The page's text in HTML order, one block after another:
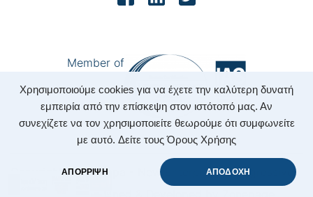
Χρησιμοποιούμε cookies για να έχετε την καλύτερη δυνατή
εμπειρία από την επίσκεψη στον ιστότοπό μας. Αν
συνεχίζετε να τον χρησιμοποιείτε θεωρούμε ότι συμφωνείτε
με αυτό. Δείτε τους Όρους Χρήσης
ΑΠΟΡΡΙΨΗ ΑΠΟΔΟΧΗ
Member of
Copyright 2022 Nepa - New Enterprising Progressive